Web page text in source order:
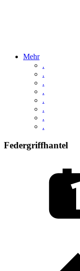
Mehr
.
.
.
.
.
.
.
.
Federgriffhantel